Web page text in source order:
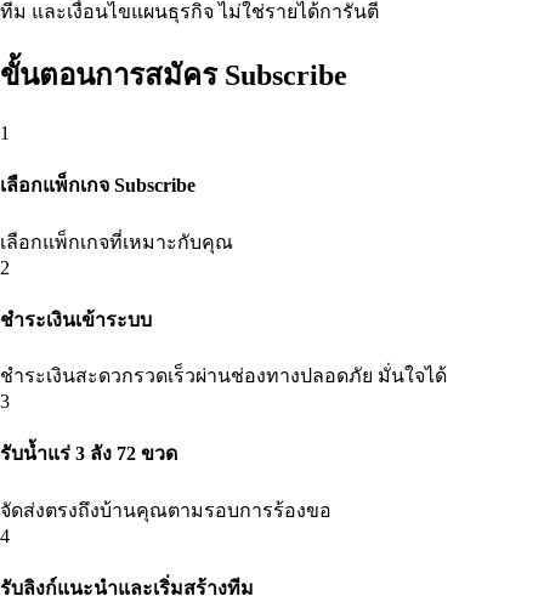
ทีม และเงื่อนไขแผนธุรกิจ ไม่ใช่รายได้การันตี
ขั้นตอนการสมัคร Subscribe
1
เลือกแพ็กเกจ Subscribe
เลือกแพ็กเกจที่เหมาะกับคุณ
2
ชำระเงินเข้าระบบ
ชำระเงินสะดวกรวดเร็วผ่านช่องทางปลอดภัย มั่นใจได้
3
รับน้ำแร่ 3 ลัง 72 ขวด
จัดส่งตรงถึงบ้านคุณตามรอบการร้องขอ
4
รับลิงก์แนะนำและเริ่มสร้างทีม